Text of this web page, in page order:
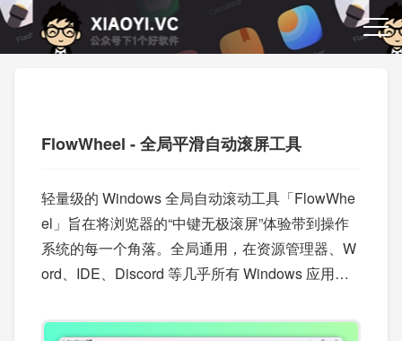
FlowWheel - 全局平滑自动滚屏工具
轻量级的 Windows 全局自动滚动工具「FlowWhe
el」旨在将浏览器的“中键无极滚屏”体验带到操作
系统的每一个角落。全局通用，在资源管理器、W
ord、IDE、Discord 等几乎所有 Windows 应用中
生产力功能。